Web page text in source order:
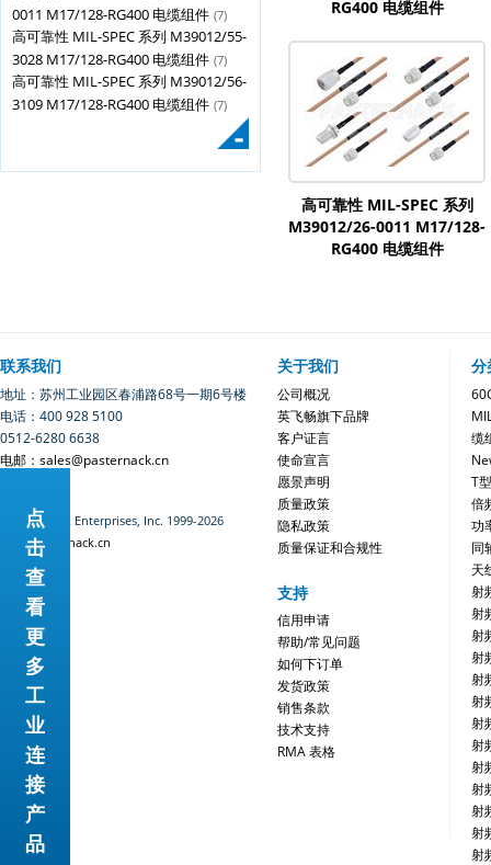
0011 M17/128-RG400 电缆组件 (7)
高可靠性 MIL-SPEC 系列 M39012/55-
3028 M17/128-RG400 电缆组件 (7)
高可靠性 MIL-SPEC 系列 M39012/56-
3109 M17/128-RG400 电缆组件 (7)
RG400 电缆组件
高可靠性 MIL-SPEC 系列
M39012/26-0011 M17/128-
RG400 电缆组件
联系我们
地址：苏州工业园区春浦路68号一期6号楼
电话：400 928 5100
0512-6280 6638
电邮：sales@pasternack.cn
©Pasternack Enterprises, Inc. 1999-2026
www.pasternack.cn
关于我们
公司概况
英飞畅旗下品牌
客户证言
使命宣言
愿景声明
质量政策
隐私政策
质量保证和合规性
支持
信用申请
帮助/常见问题
如何下订单
发货政策
销售条款
技术支持
RMA 表格
网站地图
分
缆
T
倍
功
同
天
射
射
射
射
射
射
射
射
射
射
射
射
射
点
击
查
看
更
多
工
业
连
接
产
品